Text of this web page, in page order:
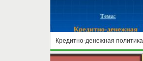
Кредитно-денежная политика